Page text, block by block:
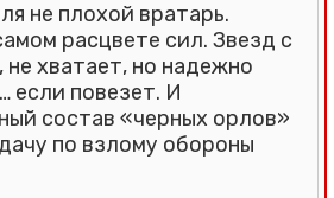
не плохой вратарь.
расцвете сил. Звезд с
не хватает, но надежно
если повезет. И
состав «черных орлов»
по взлому обороны